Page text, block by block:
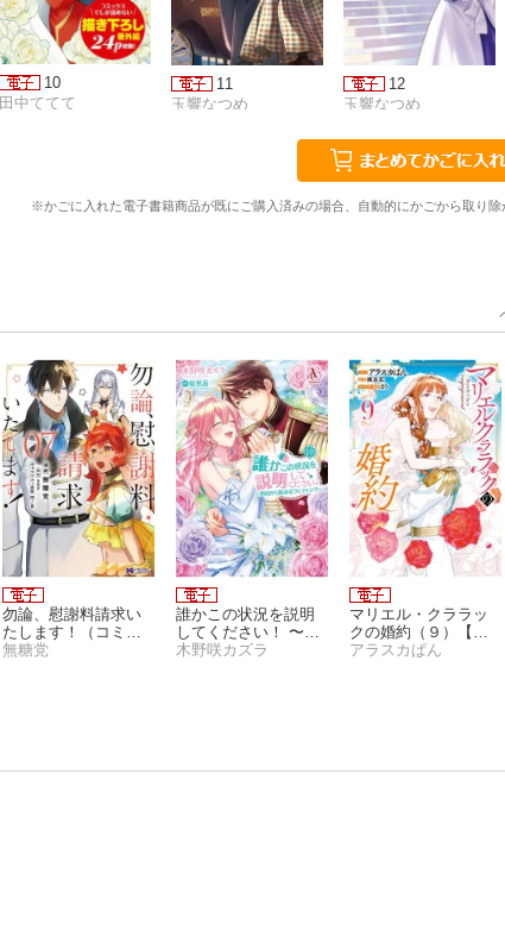
10
田中ててて
11
玉響なつめ
12
玉響なつめ
※かごに入れた電子書籍商品が既にご購入済みの場合、自動的にかごから取り除
勿論、慰謝料請求い
たします！（コミッ
ク） ： 7
無糖党
誰かこの状況を説明
してください！ 〜契
約から始まるウェデ
木野咲カズラ
マリエル・クララッ
クの婚約（９）【電
子限定描き下ろし付
アラスカぱん